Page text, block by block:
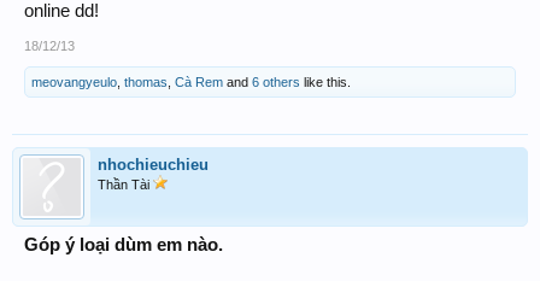
online dd!
18/12/13
meovangyeulo thomas Cà Rem and 6 others like this.
nhochieuchieu
Thần Tài
Góp ý loại dùm em nào.